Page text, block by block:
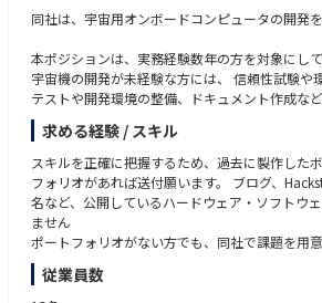
・作業中のレイヤーの一段下まで理解した上で
・自分のわからない箇所を適切に説明できること
・ハードウェアを理解してCを書けること (デバ
同社は、宇宙用オンボードコンピュータの開発を
本ポジションは、実務経験数年の方を対象にし
宇宙機の開発が未経験な方には、 信頼性試験や
テストや開発環境の整備、ドキュメント作成な
参加して頂きます。
具体的には、社内評価用治具の回路図作成およ
の補助、出荷検査装置作成、受託案件の設計補
組み立て、環境試験など回路設計だけでなく幅
チーム内外のエンジニアと連携しながら、自分
求める経験 / スキル
スキルを正確に把握するため、過去に製作した
フォリオがあれば送付願います。 ブログ、
名など、公開しているハードウェア・ソフトウ
ません
ポートフォリオがない方でも、同社で課題を用
にお問い合わせください
従業員数